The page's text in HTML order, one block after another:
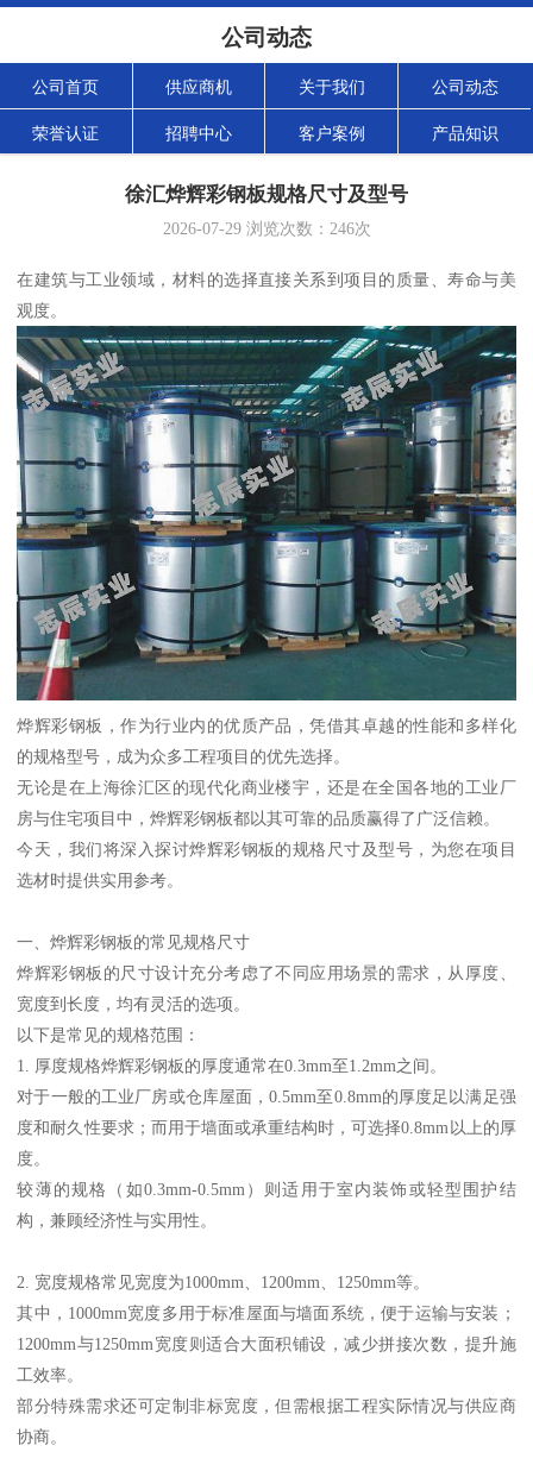
公司动态
公司首页 供应商机 关于我们 公司动态
荣誉认证 招聘中心 客户案例 产品知识
徐汇烨辉彩钢板规格尺寸及型号
2026-07-29浏览次数： 246次
在建筑与工业领域，材料的选择直接关系到项目的质量、寿命与美
观度。
烨辉彩钢板，作为行业内的优质产品，凭借其卓越的性能和多样化
的规格型号，成为众多工程项目的优先选择。
无论是在上海徐汇区的现代化商业楼宇，还是在全国各地的工业厂
房与住宅项目中，烨辉彩钢板都以其可靠的品质赢得了广泛信赖。
今天，我们将深入探讨烨辉彩钢板的规格尺寸及型号，为您在项目
选材时提供实用参考。
一、烨辉彩钢板的常见规格尺寸
烨辉彩钢板的尺寸设计充分考虑了不同应用场景的需求，从厚度、
宽度到长度，均有灵活的选项。
以下是常见的规格范围：
1. 厚度规格烨辉彩钢板的厚度通常在0.3mm至1.2mm之间。
对于一般的工业厂房或仓库屋面，0.5mm至0.8mm的厚度足以满足强
度和耐久性要求；而用于墙面或承重结构时，可选择0.8mm以上的厚
度。
较薄的规格（如0.3mm-0.5mm）则适用于室内装饰或轻型围护结
构，兼顾经济性与实用性。
2. 宽度规格常见宽度为1000mm、1200mm、1250mm等。
其中，1000mm宽度多用于标准屋面与墙面系统，便于运输与安装；
1200mm与1250mm宽度则适合大面积铺设，减少拼接次数，提升施
工效率。
部分特殊需求还可定制非标宽度，但需根据工程实际情况与供应商
协商。